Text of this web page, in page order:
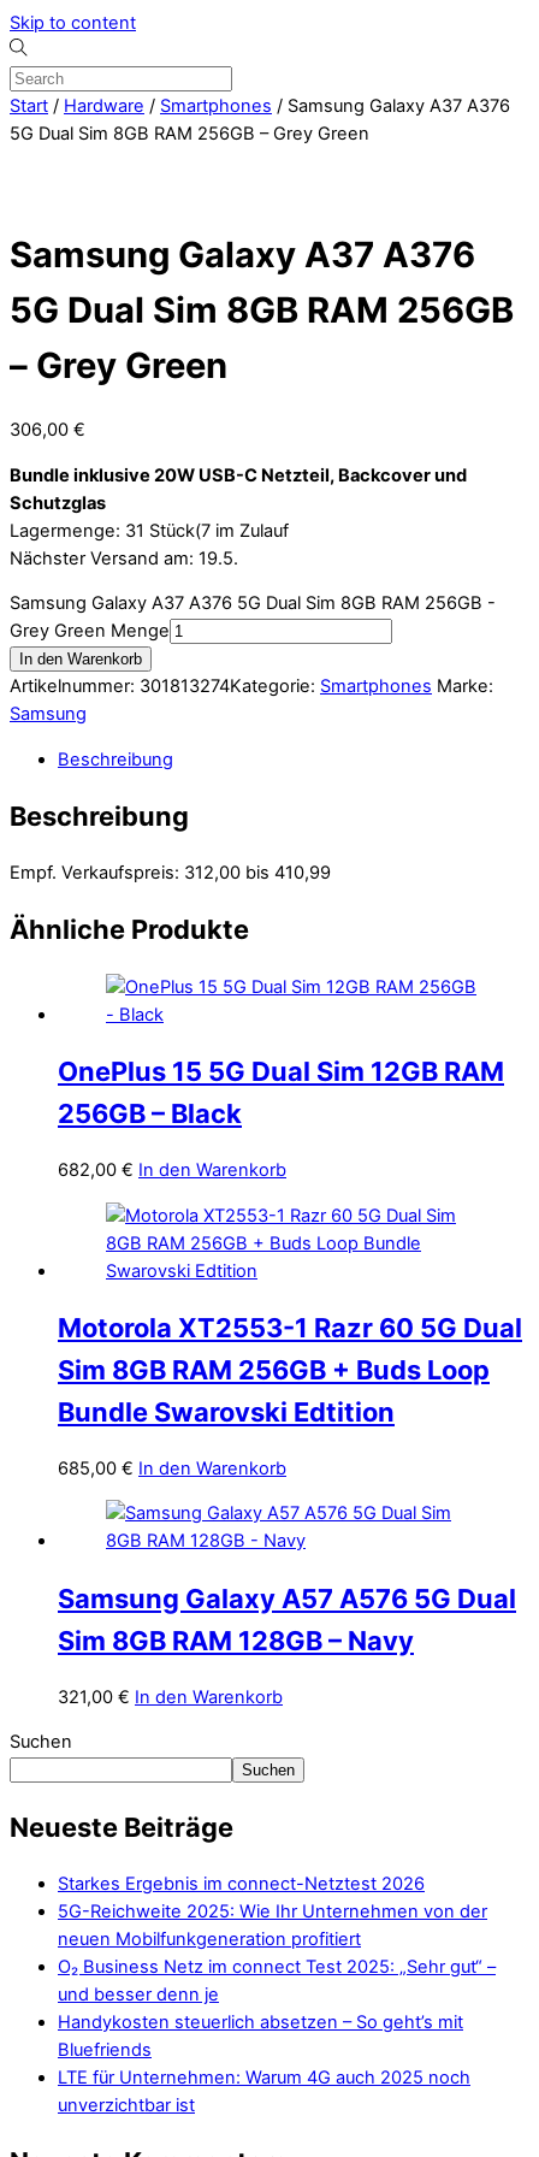
Skip to content
Start / Hardware / Smartphones / Samsung Galaxy A37 A376
5G Dual Sim 8GB RAM 256GB – Grey Green
Samsung Galaxy A37 A376
5G Dual Sim 8GB RAM 256GB
– Grey Green
306,00 €
Bundle inklusive 20W USB-C Netzteil, Backcover und
Schutzglas
Lagermenge: 31 Stück(7 im Zulauf
Nächster Versand am: 19.5.
Samsung Galaxy A37 A376 5G Dual Sim 8GB RAM 256GB -
Grey Green Menge
In den Warenkorb
Artikelnummer: 301813274Kategorie: Smartphones Marke:
Samsung
Beschreibung
Beschreibung
Empf. Verkaufspreis: 312,00 bis 410,99
Ähnliche Produkte
OnePlus 15 5G Dual Sim 12GB RAM
256GB – Black
682,00 € In den Warenkorb
Motorola XT2553-1 Razr 60 5G Dual
Sim 8GB RAM 256GB + Buds Loop
Bundle Swarovski Edtition
685,00 € In den Warenkorb
Samsung Galaxy A57 A576 5G Dual
Sim 8GB RAM 128GB – Navy
321,00 € In den Warenkorb
Suchen
Suchen
Neueste Beiträge
Starkes Ergebnis im connect-Netztest 2026
5G-Reichweite 2025: Wie Ihr Unternehmen von der
neuen Mobilfunkgeneration profitiert
O₂ Business Netz im connect Test 2025: „Sehr gut“ –
und besser denn je
Handykosten steuerlich absetzen – So geht’s mit
Bluefriends
LTE für Unternehmen: Warum 4G auch 2025 noch
unverzichtbar ist